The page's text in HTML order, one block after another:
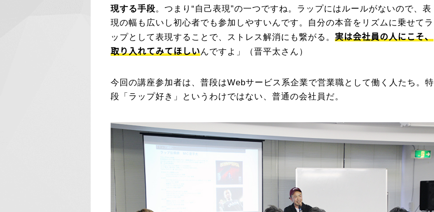
現する手段。つまり“自己表現”の一つですね。ラップにはルールがないので、表
現の幅も広いし初心者でも参加しやすいんです。自分の本音をリズムに乗せてラ
ップとして表現することで、ストレス解消にも繋がる。 実は会社員の人にこそ、
取り入れてみてほしいんですよ」（晋平太さん）
今回の講座参加者は、普段はWebサービス系企業で営業職として働く人たち。特
段「ラップ好き」というわけではない、普通の会社員だ。